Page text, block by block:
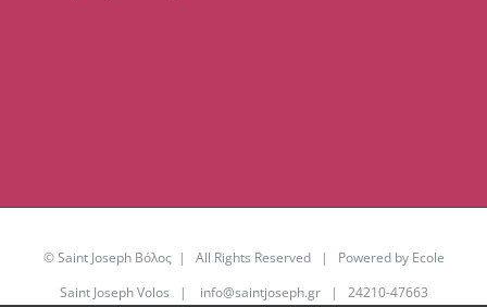
© Saint Joseph Βόλος | All Rights Reserved | Powered by Ecole
Saint Joseph Volos | info@saintjoseph.gr| 24210-47663